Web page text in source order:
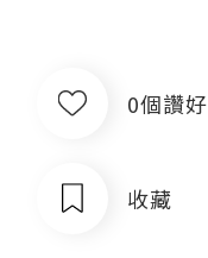
0個讚好
收藏